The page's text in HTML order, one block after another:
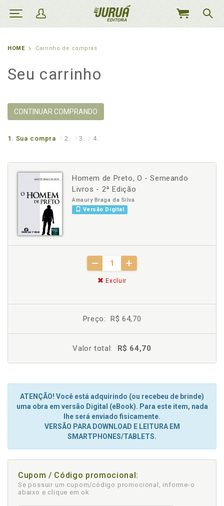
MEU
HOME Carrinho de compras
Seu carrinho
CONTINUAR COMPRANDO
1. Sua compra 2. 3. 4.
Homem de Preto, O - Semeando
Livros - 2ª Edição
Amaury Braga da Silva
Versão Digital
Excluir
Preço: R$ 64,70
Valor total: R$ 64,70
ATENÇÃO! Você está adquirindo (ou recebeu de brinde)
uma obra em versão Digital (eBook). Para este item, nada
lhe será enviado fisicamente.
VERSÃO PARA DOWNLOAD E LEITURA EM
SMARTPHONES/TABLETS.
Cupom / Código promocional:
Se possuir um cupom/código promocional, informe-o
abaixo e clique em ok